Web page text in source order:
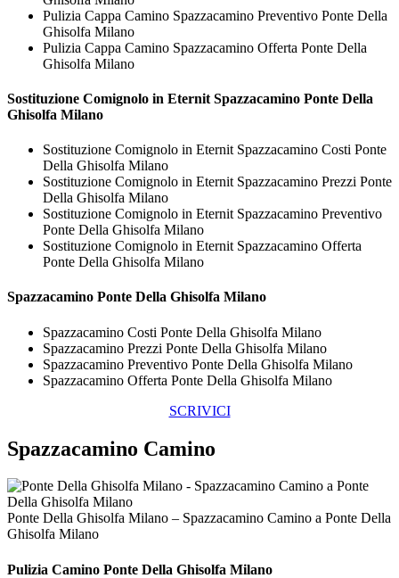
Pulizia Cappa Camino Spazzacamino Preventivo Ponte Della
Ghisolfa Milano
Pulizia Cappa Camino Spazzacamino Offerta Ponte Della
Ghisolfa Milano
Sostituzione Comignolo in Eternit Spazzacamino Ponte Della
Ghisolfa Milano
Sostituzione Comignolo in Eternit Spazzacamino Costi Ponte
Della Ghisolfa Milano
Sostituzione Comignolo in Eternit Spazzacamino Prezzi Ponte
Della Ghisolfa Milano
Sostituzione Comignolo in Eternit Spazzacamino Preventivo
Ponte Della Ghisolfa Milano
Sostituzione Comignolo in Eternit Spazzacamino Offerta
Ponte Della Ghisolfa Milano
Spazzacamino Ponte Della Ghisolfa Milano
Spazzacamino Costi Ponte Della Ghisolfa Milano
Spazzacamino Prezzi Ponte Della Ghisolfa Milano
Spazzacamino Preventivo Ponte Della Ghisolfa Milano
Spazzacamino Offerta Ponte Della Ghisolfa Milano
SCRIVICI
Spazzacamino Camino
Ponte Della Ghisolfa Milano – Spazzacamino Camino a Ponte Della
Ghisolfa Milano
Pulizia Camino Ponte Della Ghisolfa Milano